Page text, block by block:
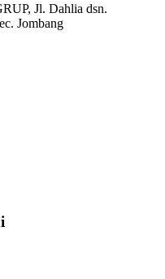
Jl. Dahlia dsn.
Jombang